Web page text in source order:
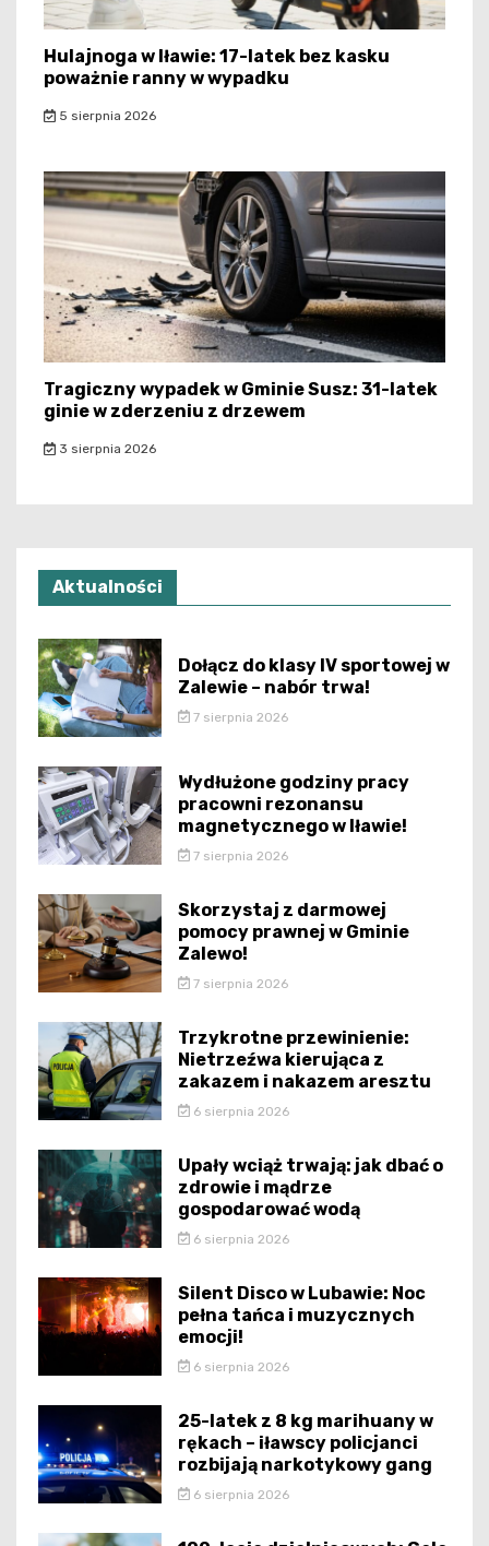
Hulajnoga w Iławie: 17-latek bez kasku
poważnie ranny w wypadku
5 sierpnia 2026
Tragiczny wypadek w Gminie Susz: 31-latek
ginie w zderzeniu z drzewem
3 sierpnia 2026
Aktualności
Dołącz do klasy IV sportowej w
Zalewie – nabór trwa!
7 sierpnia 2026
Wydłużone godziny pracy
pracowni rezonansu
magnetycznego w Iławie!
7 sierpnia 2026
Skorzystaj z darmowej
pomocy prawnej w Gminie
Zalewo!
7 sierpnia 2026
Trzykrotne przewinienie:
Nietrzeźwa kierująca z
zakazem i nakazem aresztu
6 sierpnia 2026
Upały wciąż trwają: jak dbać o
zdrowie i mądrze
gospodarować wodą
6 sierpnia 2026
Silent Disco w Lubawie: Noc
pełna tańca i muzycznych
emocji!
6 sierpnia 2026
25-latek z 8 kg marihuany w
rękach – iławscy policjanci
rozbijają narkotykowy gang
6 sierpnia 2026